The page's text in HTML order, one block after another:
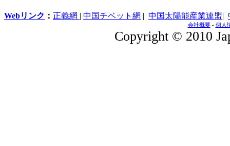
Webリンク ： 正義網 | 中国チベット網 | 中国太陽能産業連盟|
会社概要- 個人
Copyright © 2010